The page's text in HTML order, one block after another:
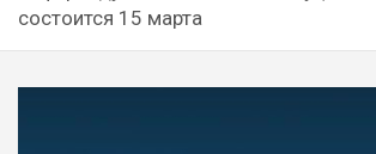
состоится 15 марта